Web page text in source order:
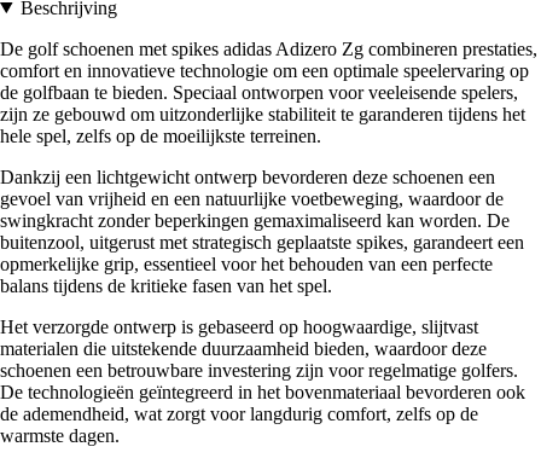
Beschrijving
De golf schoenen met spikes adidas Adizero Zg combineren prestaties,
comfort en innovatieve technologie om een optimale speelervaring op
de golfbaan te bieden. Speciaal ontworpen voor veeleisende spelers,
zijn ze gebouwd om uitzonderlijke stabiliteit te garanderen tijdens het
hele spel, zelfs op de moeilijkste terreinen.
Dankzij een lichtgewicht ontwerp bevorderen deze schoenen een
gevoel van vrijheid en een natuurlijke voetbeweging, waardoor de
swingkracht zonder beperkingen gemaximaliseerd kan worden. De
buitenzool, uitgerust met strategisch geplaatste spikes, garandeert een
opmerkelijke grip, essentieel voor het behouden van een perfecte
balans tijdens de kritieke fasen van het spel.
Het verzorgde ontwerp is gebaseerd op hoogwaardige, slijtvast
materialen die uitstekende duurzaamheid bieden, waardoor deze
schoenen een betrouwbare investering zijn voor regelmatige golfers.
De technologieën geïntegreerd in het bovenmateriaal bevorderen ook
de ademendheid, wat zorgt voor langdurig comfort, zelfs op de
warmste dagen.